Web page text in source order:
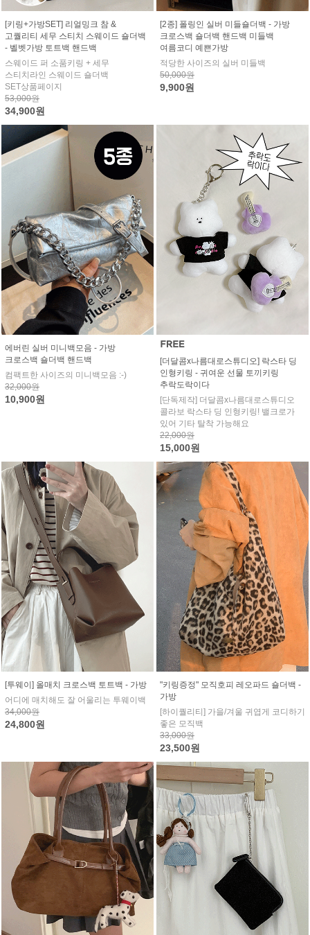
[키링+가방SET] 리얼밍크 참 &
고퀄리티 세무 스티치 스웨이드 숄더백
- 벨벳가방 토트백 핸드백
스웨이드 퍼 소품키링 + 세무
스티치라인 스웨이드 숄더백
SET상품페이지
53,000원
34,900원
[2종] 폴링인 실버 미들숄더백 - 가방
크로스백 숄더백 핸드백 미들백
여름코디 예쁜가방
적당한 사이즈의 실버 미들백
50,000원
9,900원
에버린 실버 미니백모음 - 가방
크로스백 숄더백 핸드백
컴팩트한 사이즈의 미니백모음 :-)
32,000원
10,900원
[더달콤x나름대로스튜디오] 락스타 딩
인형키링 - 귀여운 선물 토끼키링
추락도락이다
[단독제작] 더달콤x나름대로스튜디오
콜라보 락스타 딩 인형키링! 밸크로가
있어 기타 탈착 가능해요
22,000원
15,000원
[투웨이] 올매치 크로스백 토트백 - 가방
어디에 매치해도 잘 어울리는 투웨이백
34,000원
24,800원
"키링증정" 모직호피 레오파드 숄더백 -
가방
[하이퀄리티] 가을/겨울 귀엽게 코디하기
좋은 모직백
33,000원
23,500원